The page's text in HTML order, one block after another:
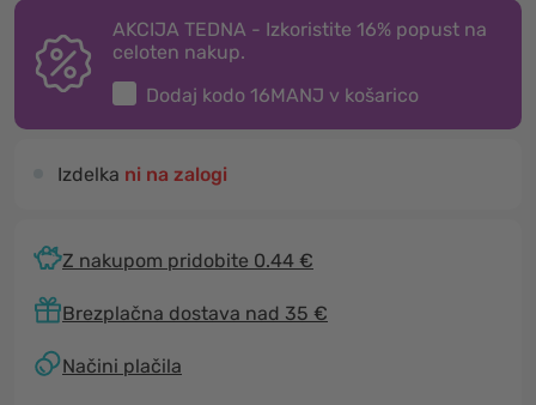
AKCIJA TEDNA - Izkoristite 16% popust na
celoten nakup.
Dodaj kodo 16MANJ v košarico
Izdelka ni na zalogi
Z nakupom pridobite 0.44 €
Brezplačna dostava nad 35 €
Načini plačila